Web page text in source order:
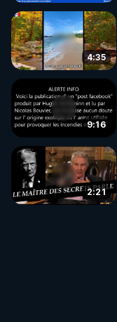
4:35
9:16
2:21